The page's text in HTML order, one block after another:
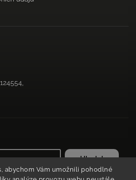
abychom Vám umožnili pohodlné
Hledat